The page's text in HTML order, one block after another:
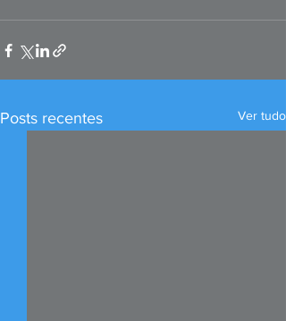
Posts recentes Ver tudo